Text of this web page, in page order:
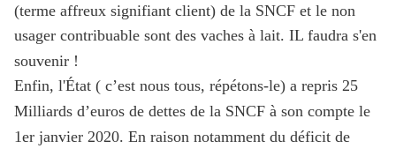
(terme affreux signifiant client) de la SNCF et le non
usager contribuable sont des vaches à lait. IL faudra s'en
souvenir !
Enfin, l'État ( c’est nous tous, répétons-le) a repris 25
Milliards d’euros de dettes de la SNCF à son compte le
1er janvier 2020. En raison notamment du déficit de